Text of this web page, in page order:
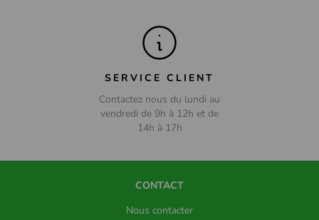
SERVICE CLIENT
Contactez nous du lundi au
vendredi de 9h à 12h et de
14h à 17h
CONTACT
Nous contacter